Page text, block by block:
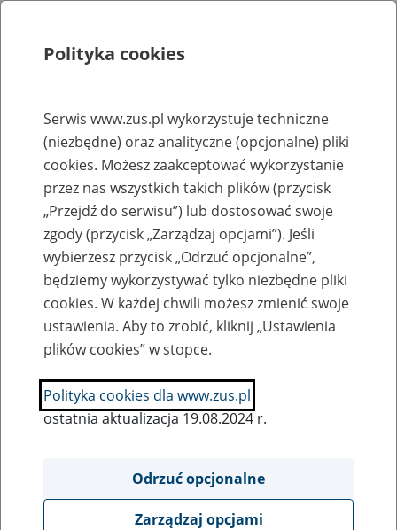
Rejestry, ewidencje i archiwa
Baza zlikwidowanych lub
przekształconych zakładów pracy
Nazwa zakładu pracy:
SZUKAJ
Ukryj wszystkie pozycje bazy
Polityka cookies
Serwis www.zus.pl wykorzystuje techniczne
(niezbędne) oraz analityczne (opcjonalne) pliki
cookies. Możesz zaakceptować wykorzystanie
przez nas wszystkich takich plików (przycisk
„Przejdź do serwisu”) lub dostosować swoje
zgody (przycisk „Zarządzaj opcjami”). Jeśli
wybierzesz przycisk „Odrzuć opcjonalne”,
będziemy wykorzystywać tylko niezbędne pliki
cookies. W każdej chwili możesz zmienić swoje
ustawienia. Aby to zrobić, kliknij „Ustawienia
plików cookies” w stopce.
Polityka cookies dla www.zus.pl
ostatnia aktualizacja 19.08.2024 r.
Odrzuć opcjonalne
Zarządzaj opcjami